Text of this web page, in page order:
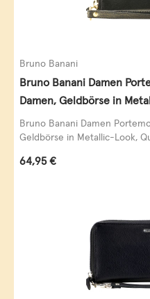
Bruno Banani
Bruno Banani Damen
Damen, Geldbörse in
Leder, schwarz-gold
Bruno Banani Damen
Geldbörse in Metallic-Look,
Regulärer Preis:
64,95 €